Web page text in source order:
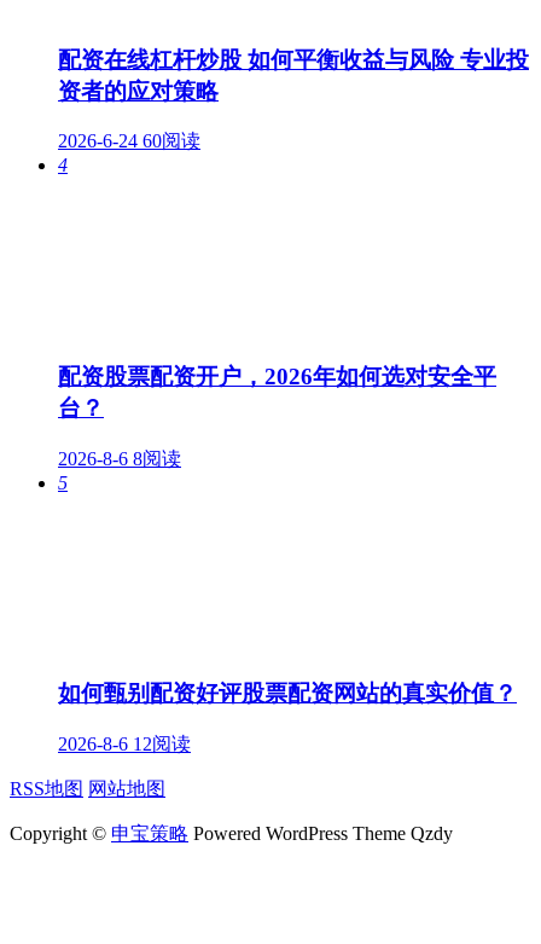
配资在线杠杆炒股 如何平衡收益与风险 专业投
资者的应对策略
2026-6-24 60阅读
4
配资股票配资开户，2026年如何选对安全平
台？
2026-8-6 8阅读
5
如何甄别配资好评股票配资网站的真实价值？
2026-8-6 12阅读
RSS地图 网站地图
Copyright © 申宝策略 Powered WordPress Theme Qzdy